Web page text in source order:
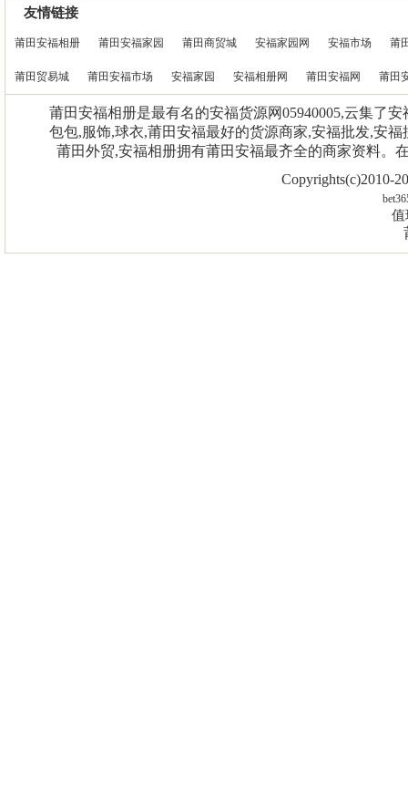
友情链接
莆田安福相册 莆田安福家园 莆田商贸城 安福家园网 安福市场 莆
莆田贸易城 莆田安福市场 安福家园 安福相册网 莆田安福网 莆田
莆田安福相册是最有名的安福货源网05940005,云集了
包包,服饰,球衣,莆田安福最好的货源商家,安福批发,安
莆田外贸,安福相册拥有莆田安福最齐全的商家资料。
Copyrights(c)2010-
值